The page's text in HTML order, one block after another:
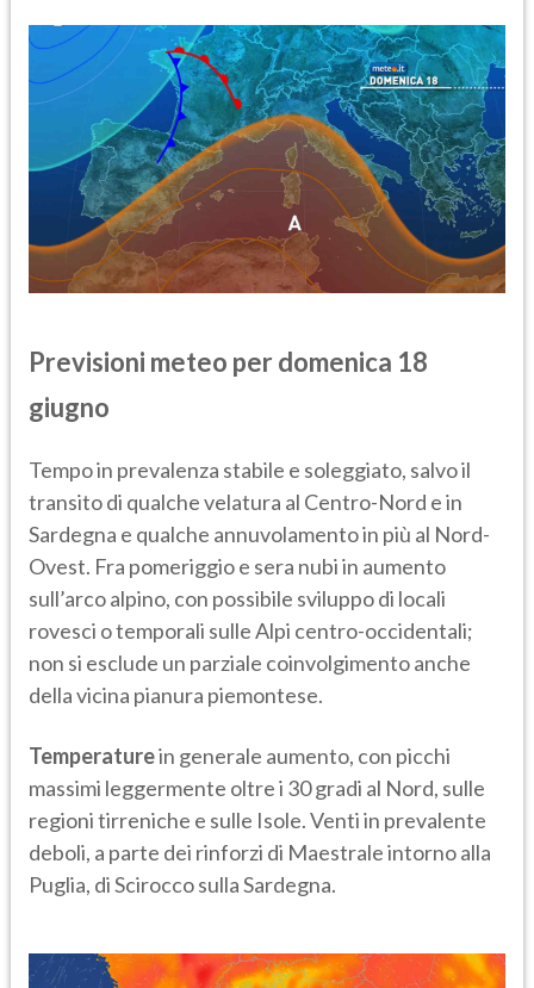
Previsioni meteo per domenica 18
giugno
Tempo in prevalenza stabile e soleggiato, salvo il
transito di qualche velatura al Centro-Nord e in
Sardegna e qualche annuvolamento in più al Nord-
Ovest. Fra pomeriggio e sera nubi in aumento
sull’arco alpino, con possibile sviluppo di locali
rovesci o temporali sulle Alpi centro-occidentali;
non si esclude un parziale coinvolgimento anche
della vicina pianura piemontese.
Temperaturein generale aumento, con picchi
massimi leggermente oltre i 30 gradi al Nord, sulle
regioni tirreniche e sulle Isole. Venti in prevalente
deboli, a parte dei rinforzi di Maestrale intorno alla
Puglia, di Scirocco sulla Sardegna.